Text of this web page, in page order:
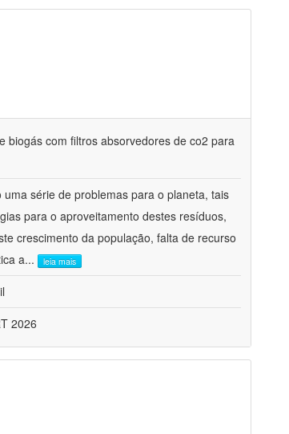
biogás com filtros absorvedores de co2 para
série de problemas para o planeta, tais
para o aproveitamento destes resíduos,
crescimento da população, falta de recurso
a... leia mais
2026